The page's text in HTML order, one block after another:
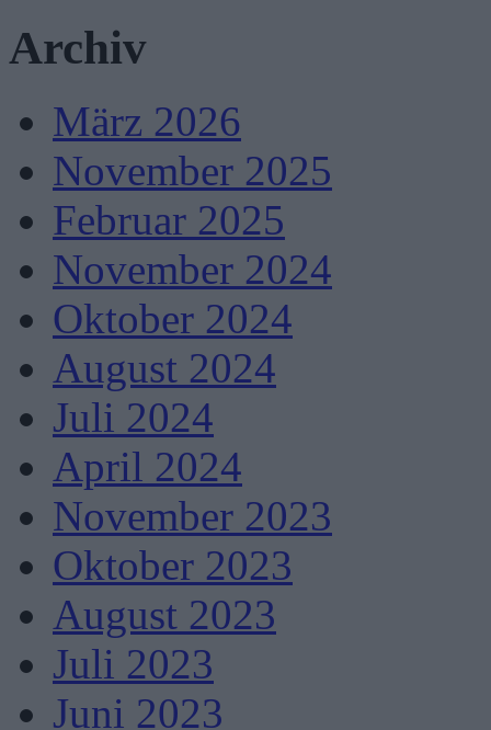
Archiv
März 2026
November 2025
Februar 2025
November 2024
Oktober 2024
August 2024
Juli 2024
April 2024
November 2023
Oktober 2023
August 2023
Juli 2023
Juni 2023